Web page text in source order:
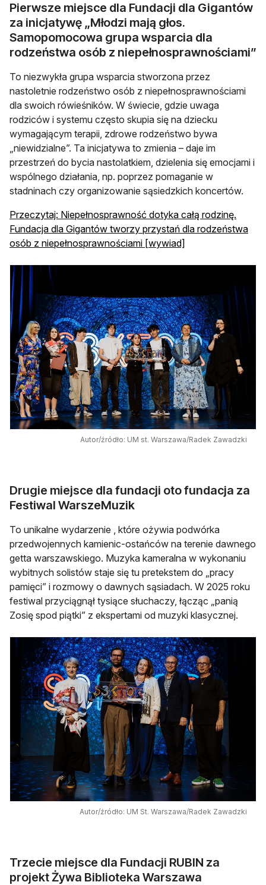
Pierwsze miejsce dla Fundacji dla Gigantów
za inicjatywę „Młodzi mają głos.
Samopomocowa grupa wsparcia dla
rodzeństwa osób z niepełnosprawnościami”
To niezwykła grupa wsparcia stworzona przez
nastoletnie rodzeństwo osób z niepełnosprawnościami
dla swoich rówieśników. W świecie, gdzie uwaga
rodziców i systemu często skupia się na dziecku
wymagającym terapii, zdrowe rodzeństwo bywa
„niewidzialne”. Ta inicjatywa to zmienia – daje im
przestrzeń do bycia nastolatkiem, dzielenia się emocjami i
wspólnego działania, np. poprzez pomaganie w
stadninach czy organizowanie sąsiedzkich koncertów.
Przeczytaj: Niepełnosprawność dotyka całą rodzinę.
Fundacja dla Gigantów tworzy przystań dla rodzeństwa
osób z niepełnosprawnościami [wywiad]
Autor/źródło: UM st. Warszawa/Radek Zawadzki
Drugie miejsce dla fundacji oto fundacja za
Festiwal WarszeMuzik
To unikalne wydarzenie , które ożywia podwórka
przedwojennych kamienic-ostańców na terenie dawnego
getta warszawskiego. Muzyka kameralna w wykonaniu
wybitnych solistów staje się tu pretekstem do „pracy
pamięci” i rozmowy o dawnych sąsiadach. W 2025 roku
festiwal przyciągnął tysiące słuchaczy, łącząc „panią
Zosię spod piątki” z ekspertami od muzyki klasycznej.
Autor/źródło: UM St. Warszawa/Radek Zawadzki
Trzecie miejsce dla Fundacji RUBIN za
projekt Żywa Biblioteka Warszawa